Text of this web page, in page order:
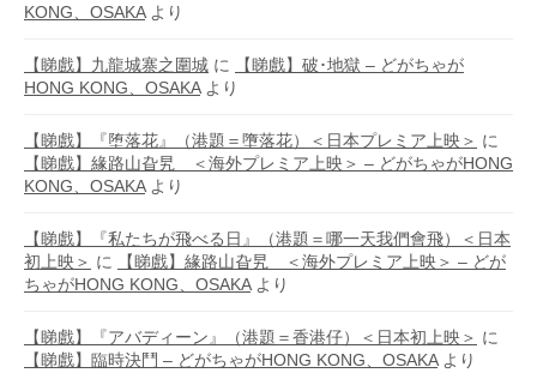
KONG、OSAKAより
【睇戲】九龍城寨之圍城 に
【睇戲】破･地獄 – どがちゃが
HONG KONG、OSAKAより
【睇戲】『堕落花』（港題＝墮落花）＜日本プレミア上映＞ に
【睇戲】緣路山旮旯 ＜海外プレミア上映＞ – どがちゃがHONG
KONG、OSAKAより
【睇戲】『私たちが飛べる日』（港題＝哪一天我們會飛）＜日本
初上映＞ に
【睇戲】緣路山旮旯 ＜海外プレミア上映＞ – どが
ちゃがHONG KONG、OSAKAより
【睇戲】『アバディーン』（港題＝香港仔）＜日本初上映＞ に
【睇戲】臨時決鬥 – どがちゃがHONG KONG、OSAKAより